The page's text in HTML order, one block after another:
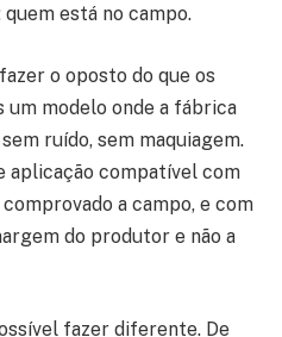
está no campo.
o oposto do que os
um modelo onde a fábrica
ruído, sem maquiagem.
aplicação compatível com
a campo, e com
do produtor e não a
fazer diferente. De